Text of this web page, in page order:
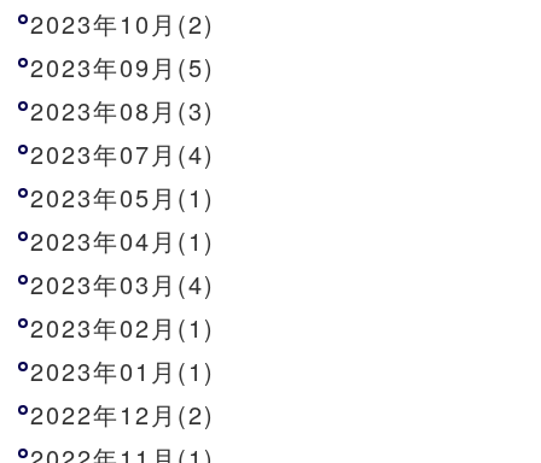
2023年10月(2)
2023年09月(5)
2023年08月(3)
2023年07月(4)
2023年05月(1)
2023年04月(1)
2023年03月(4)
2023年02月(1)
2023年01月(1)
2022年12月(2)